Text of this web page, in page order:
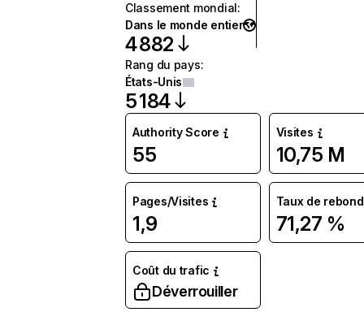
Classement mondial:
Dans le monde entier
4 882
Rang du pays:
États-Unis
5 184
Authority Score
55
Visites
10,75 M
Pages/Visites
1,9
Taux de rebond
71,27 %
Coût du trafic
Déverrouiller